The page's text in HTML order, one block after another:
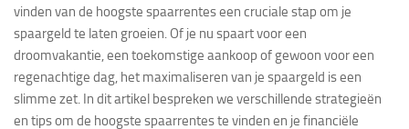
vinden van de hoogste spaarrentes een cruciale stap om je
spaargeld te laten groeien. Of je nu spaart voor een
droomvakantie, een toekomstige aankoop of gewoon voor een
regenachtige dag, het maximaliseren van je spaargeld is een
slimme zet. In dit artikel bespreken we verschillende strategieën
en tips om de hoogste spaarrentes te vinden en je financiële